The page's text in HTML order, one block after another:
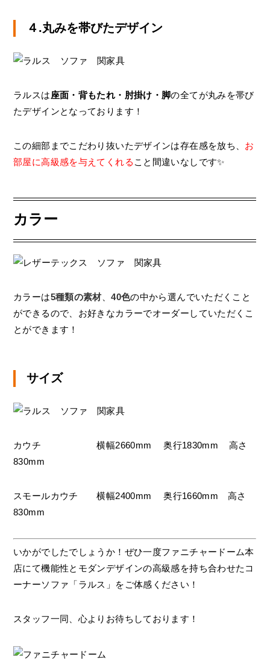
４.丸みを帯びたデザイン
ラルスは座面・背もたれ・肘掛け・脚の全てが丸みを帯び
たデザインとなっております！
この細部までこだわり抜いたデザインは存在感を放ち、 お
部屋に高級感を与えてくれる こと間違いなしです✨
カラー
カラーは5種類の素材、40色の中から選んでいただくこと
ができるので、お好きなカラーでオーダーしていただくこ
とができます！
サイズ
カウチ 横幅2660mm 奥行1830mm 高さ
830mm
スモールカウチ 横幅2400mm 奥行1660mm 高さ
830mm
いかがでしたでしょうか！ぜひ一度ファニチャードーム本
店にて機能性とモダンデザインの高級感を持ち合わせたコ
ーナーソファ「ラルス」をご体感ください！
スタッフ一同、心よりお待ちしております！